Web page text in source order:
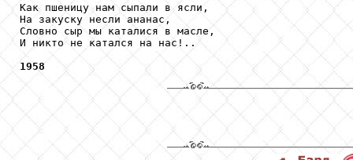
Как пшеницу нам сыпали в ясли,
На закуску несли ананас,
Словно сыр мы каталися в масле,
И никто не катался на нас!..
1958